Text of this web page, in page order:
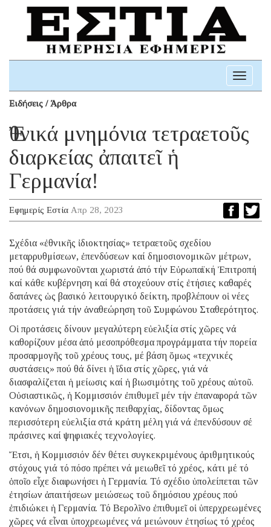
Toggle
Ειδήσεις / Άρθρα
Ἐθνικά μνημόνια τετραετοῦς
διαρκείας ἀπαιτεῖ ἡ
Γερμανία!
Εφημερίς Εστία Απρ 28, 2023
Σχέδια «ἐθνικῆς ἰδιοκτησίας» τετραετοῦς σχεδίου
μεταρρυθμίσεων, ἐπενδύσεων καί δημοσιονομικῶν μέτρων,
πού θά συμφωνοῦνται χωριστά ἀπό τήν Εὐρωπαϊκή Ἐπιτροπή
καί κάθε κυβέρνηση καί θά στοχεύουν στίς ἐτήσιες καθαρές
δαπάνες ὡς βασικό λειτουργικό δείκτη, προβλέπουν οἱ νέες
προτάσεις γιά τήν ἀναθεώρηση τοῦ Συμφώνου Σταθερότητος.
Οἱ προτάσεις δίνουν μεγαλύτερη εὐελιξία στίς χῶρες νά
καθορίζουν μέσα ἀπό μεσοπρόθεσμα προγράμματα τήν πορεία
προσαρμογῆς τοῦ χρέους τους, μέ βάση ὅμως «τεχνικές
συστάσεις» πού θά δίνει ἡ ἴδια στίς χῶρες, γιά νά
διασφαλίζεται ἡ μείωσις καί ἡ βιωσιμότης τοῦ χρέους αὐτοῦ.
Οὐσιαστικῶς, ἡ Κομμισσιόν ἐπιθυμεῖ μέν τήν ἐπαναφορά τῶν
κανόνων δημοσιονομικῆς πειθαρχίας, δίδοντας ὅμως
περισσότερη εὐελιξία στά κράτη μέλη γιά νά ἐπενδύσουν σέ
πράσινες καί ψηφιακές τεχνολογίες.
Ἔτσι, ἡ Κομμισσιόν δέν θέτει συγκεκριμένους ἀριθμητικούς
στόχους γιά τό πόσο πρέπει νά μειωθεῖ τό χρέος, κάτι μέ τό
ὁποῖο εἶχε διαφωνήσει ἡ Γερμανία. Τό σχέδιο ὑπολείπεται τῶν
ἐτησίων ἀπαιτήσεων μειώσεως τοῦ δημόσιου χρέους πού
ἐπιδιώκει ἡ Γερμανία. Τό Βερολῖνο ἐπιθυμεῖ οἱ ὑπερχρεωμένες
χῶρες νά εἶναι ὑποχρεωμένες νά μειώνουν ἐτησίως τό χρέος